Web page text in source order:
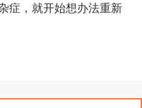
症，就开始想办法重新